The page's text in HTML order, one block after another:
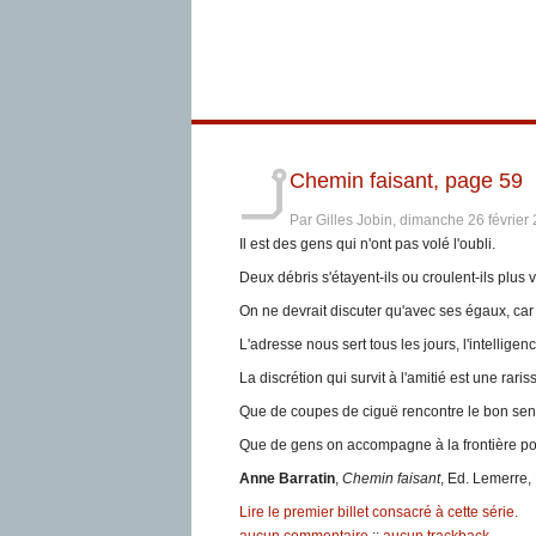
Chemin faisant, page 59
Par Gilles Jobin, dimanche 26 février
Il est des gens qui n'ont pas volé l'oubli.
Deux débris s'étayent-ils ou croulent-ils plus
On ne devrait discuter qu'avec ses égaux,
L'adresse nous sert tous les jours,
La discrétion qui survit à l'amitié est une
Que de coupes de ciguë rencontre le bon
Que de gens on accompagne à la frontière
Anne Barratin, Chemin faisant, Ed. Lemerre,
Lire le premier billet consacré à cette série.